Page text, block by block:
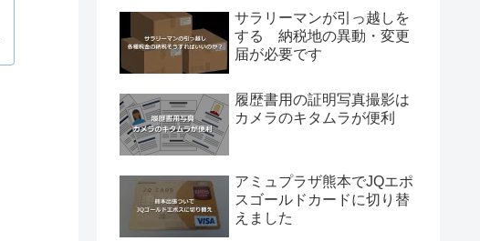
サラリーマンが引っ越しを
する 納税地の異動・変更
届が必要です
履歴書用の証明写真撮影は
カメラのキタムラが便利
アミュプラザ熊本でJQエポ
スゴールドカードに切り替
えました